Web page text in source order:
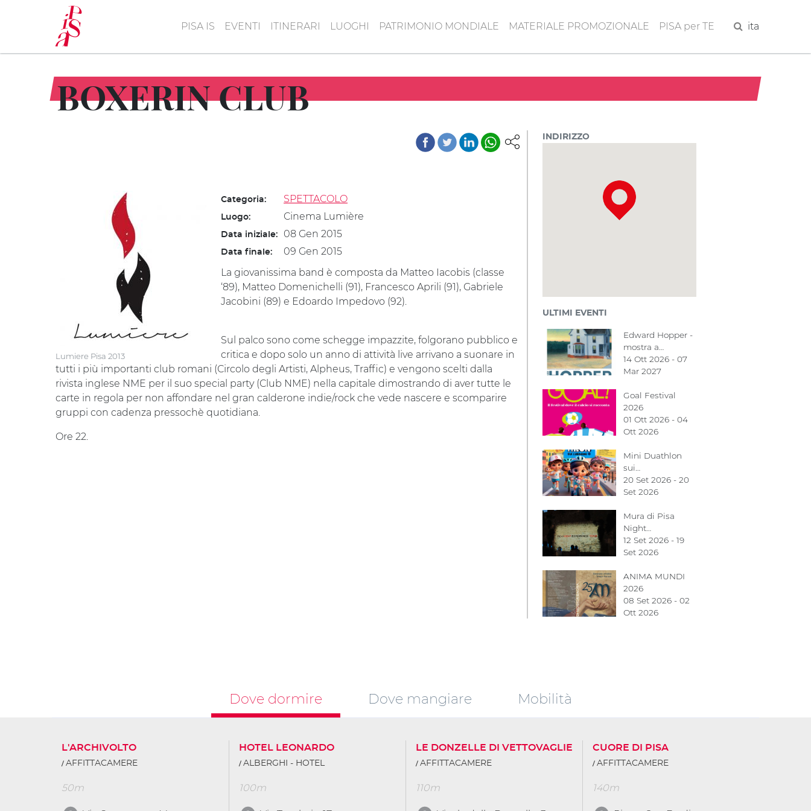
principale
PISA IS EVENTI ITINERARI LUOGHI PATRIMONIO MONDIALE MATERIALE PROMOZIONALE PISA per TE Cerca ita
BOXERIN CLUB
Lumiere Pisa 2013
Categoria: SPETTACOLO
Luogo: Cinema Lumière
Data iniziale: 08 Gen 2015
Data finale:
09 Gen 2015
La giovanissima band è composta da Matteo Iacobis (classe
‘89), Matteo Domenichelli (91), Francesco Aprili (91), Gabriele
Jacobini (89) e Edoardo Impedovo (92).
Sul palco sono come schegge impazzite, folgorano pubblico e
critica e dopo solo un anno di attività live arrivano a suonare in
tutti i più importanti club romani (Circolo degli Artisti, Alpheus, Traffic) e vengono scelti dalla
rivista inglese NME per il suo special party (Club NME) nella capitale dimostrando di aver tutte le
carte in regola per non affondare nel gran calderone indie/rock che vede nascere e scomparire
gruppi con cadenza pressochè quotidiana.
Ore 22.
INDIRIZZO
ULTIMI EVENTI
Edward Hopper -
mostra a…
14 Ott 2026 - 07
Mar 2027
Goal Festival
2026
01 Ott 2026 - 04
Ott 2026
Mini Duathlon
sui…
20 Set 2026 - 20
Set 2026
Mura di Pisa
Night…
12 Set 2026 - 19
Set 2026
ANIMA MUNDI
2026
08 Set 2026 - 02
Ott 2026
Dove dormire Dove mangiare Mobilità
L'ARCHIVOLTO
AFFITTACAMERE
50m
HOTEL LEONARDO
ALBERGHI - HOTEL
100m
LE DONZELLE DI VETTOVAGLIE
AFFITTACAMERE
110m
CUORE DI PISA
AFFITTACAMERE
140m